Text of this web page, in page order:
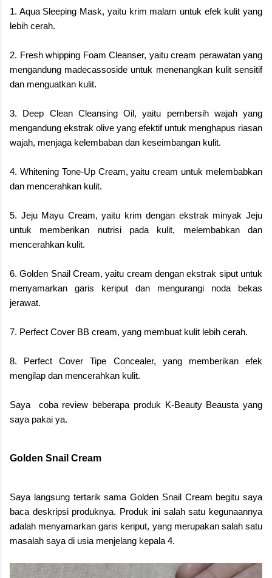
1. Aqua Sleeping Mask, yaitu krim malam untuk efek kulit yang
lebih cerah.
2. Fresh whipping Foam Cleanser, yaitu cream perawatan yang
mengandung madecassoside untuk menenangkan kulit sensitif
dan menguatkan kulit.
3. Deep Clean Cleansing Oil, yaitu pembersih wajah yang
mengandung ekstrak olive yang efektif untuk menghapus riasan
wajah, menjaga kelembaban dan keseimbangan kulit.
4. Whitening Tone-Up Cream, yaitu cream untuk melembabkan
dan mencerahkan kulit.
5. Jeju Mayu Cream, yaitu krim dengan ekstrak minyak Jeju
untuk memberikan nutrisi pada kulit, melembabkan dan
mencerahkan kulit.
6. Golden Snail Cream, yaitu cream dengan ekstrak siput untuk
menyamarkan garis keriput dan mengurangi noda bekas
jerawat.
7. Perfect Cover BB cream, yang membuat kulit lebih cerah.
8. Perfect Cover Tipe Concealer, yang memberikan efek
mengilap dan mencerahkan kulit.
Saya coba review beberapa produk K-Beauty Beausta yang
saya pakai ya.
Golden Snail Cream
Saya langsung tertarik sama Golden Snail Cream begitu saya
baca deskripsi produknya. Produk ini salah satu kegunaannya
adalah menyamarkan garis keriput, yang merupakan salah satu
masalah saya di usia menjelang kepala 4.